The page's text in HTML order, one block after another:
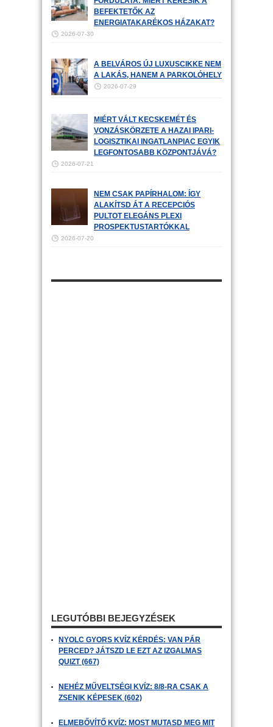
BEFEKTETŐK AZ
ENERGIATAKARÉKOS HÁZAKAT?
2026-07-30
A BELVÁROS ÚJ LUXUSCIKKE NEM
A LAKÁS, HANEM A PARKOLÓHELY
2026-07-29
MIÉRT VÁLT KECSKEMÉT ÉS
VONZÁSKÖRZETE A HAZAI IPARI-
LOGISZTIKAI INGATLANPIAC EGYIK
LEGFONTOSABB KÖZPONTJÁVÁ?
2026-07-21
NEM CSAK PAPÍRHALOM: ÍGY
ALAKÍTSD ÁT A RECEPCIÓS
PULTOT ELEGÁNS PLEXI
PROSPEKTUSTARTÓKKAL
2026-07-20
LEGUTÓBBI BEJEGYZÉSEK
NYOLC GYORS KVÍZ KÉRDÉS: VAN PÁR
PERCED? JÁTSZD LE EZT AZ IZGALMAS
QUIZT (667)
NEHÉZ MŰVELTSÉGI KVÍZ: 8/8-RA CSAK A
ZSENIK KÉPESEK (602)
ELMEBŐVÍTŐ KVÍZ: MOST MUTASD MEG MIT